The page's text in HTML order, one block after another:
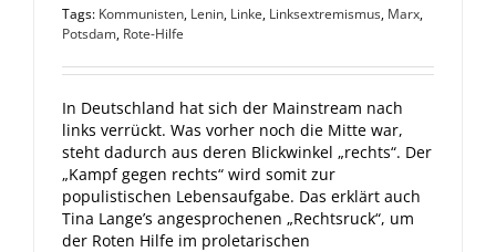
Tags: Kommunisten, Lenin, Linke, Linksextremismus, Marx,
Potsdam, Rote-Hilfe
In Deutschland hat sich der Mainstream nach
links verrückt. Was vorher noch die Mitte war,
steht dadurch aus deren Blickwinkel „rechts“. Der
„Kampf gegen rechts“ wird somit zur
populistischen Lebensaufgabe. Das erklärt auch
Tina Lange’s angesprochenen „Rechtsruck“, um
der Roten Hilfe im proletarischen